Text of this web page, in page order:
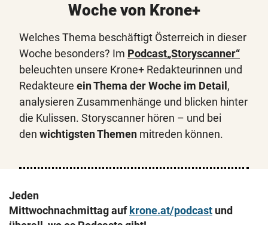
Woche von Krone+
Welches Thema beschäftigt Österreich in dieser
Woche besonders? Im Podcast„Storyscanner“
beleuchten unsere Krone+ Redakteurinnen und
Redakteure ein Thema der Woche im Detail ,
analysieren Zusammenhänge und blicken hinter
die Kulissen. Storyscanner hören – und bei
den wichtigsten Themen mitreden können.
Jeden
Mittwochnachmittagauf krone.at/podcast und